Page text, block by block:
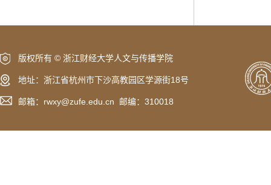
版权所有 © 浙江财经大学人文与传播学院
地址：浙江省杭州市下沙高教园区学源街18号
邮箱：rwxy@zufe.edu.cn 邮编：310018